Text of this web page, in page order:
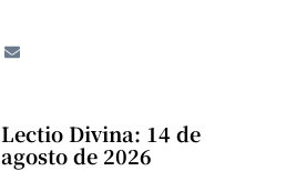
Lectio Divina: 14 de
agosto de 2026